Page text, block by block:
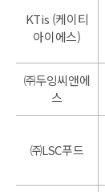
KTis (케이티
아이에스)
㈜두잉씨앤에
스
㈜LSC푸드